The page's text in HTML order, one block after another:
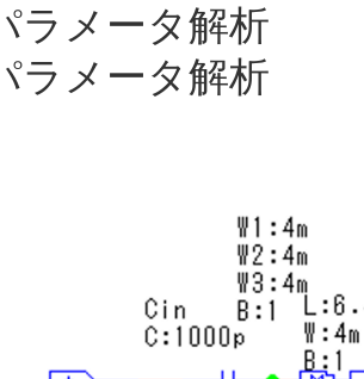
ラメータ解析
ラメータ解析